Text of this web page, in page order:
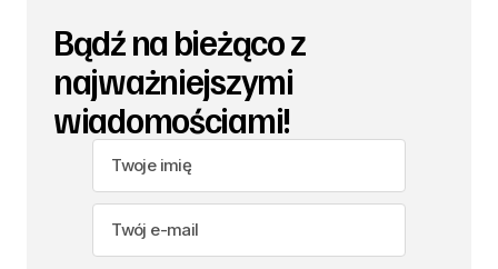
Bądź na bieżąco z
najważniejszymi
wiadomościami!